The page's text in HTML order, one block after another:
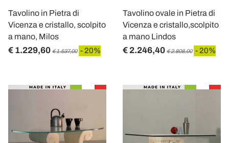
Tavolino in Pietra di
Vicenza e cristallo, scolpito
a mano, Milos
€ 1.229,60 € 1.537,00 - 20%
Tavolino ovale in Pietra di
Vicenza e cristallo,scolpito
a mano Lindos
€ 2.246,40 € 2.808,00 - 20%